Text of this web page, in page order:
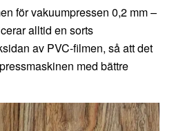
för vakuumpressen 0,2 mm –
alltid en sorts
av PVC-filmen, så att det
med bättre